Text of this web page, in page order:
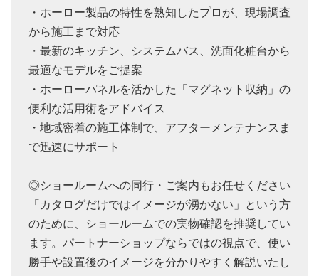
・ホーロー製品の特性を熟知したプロが、現場調査
から施工まで対応
・最新のキッチン、システムバス、洗面化粧台から
最適なモデルをご提案
・ホーローパネルを活かした「マグネット収納」の
便利な活用術をアドバイス
・地域密着の施工体制で、アフターメンテナンスま
で迅速にサポート
◎ショールームへの同行・ご案内もお任せください
「カタログだけではイメージが湧かない」という方
のために、ショールームでの実物確認を推奨してい
ます。パートナーショップならではの視点で、使い
勝手や設置後のイメージを分かりやすく解説いたし